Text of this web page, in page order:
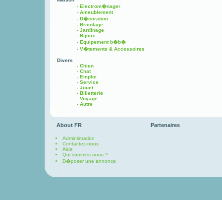
- Electrom�nager
- Ameublement
- D�coration
- Bricolage
- Jardinage
- Bijoux
- Equipement b�b�
- V�tements & Accessoires
Divers
- Chien
- Chat
- Emploi
- Service
- Jouet
- Billetterie
- Voyage
- Autre
About FR
Administration
Contactez-nous
Aide
Qui sommes nous ?
D�poser une annonce
Partenaires